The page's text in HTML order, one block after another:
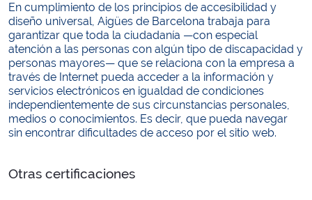
En cumplimiento de los principios de accesibilidad y
diseño universal, Aigües de Barcelona trabaja para
garantizar que toda la ciudadanía —con especial
atención a las personas con algún tipo de discapacidad y
personas mayores— que se relaciona con la empresa a
través de Internet pueda acceder a la información y
servicios electrónicos en igualdad de condiciones
independientemente de sus circunstancias personales,
medios o conocimientos. Es decir, que pueda navegar
sin encontrar dificultades de acceso por el sitio web.
Otras certificaciones